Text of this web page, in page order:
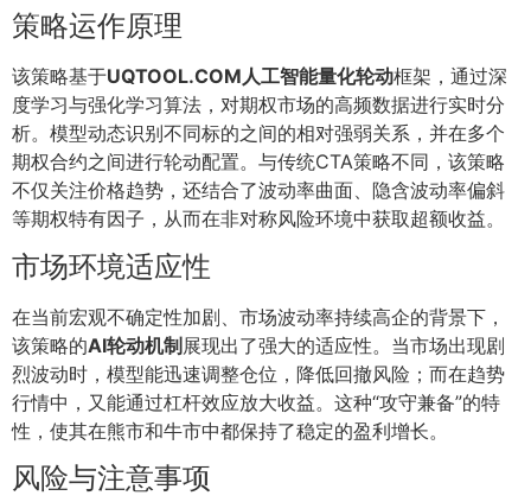
策略运作原理
该策略基于UQTOOL.COM人工智能量化轮动框架，通过深
度学习与强化学习算法，对期权市场的高频数据进行实时分
析。模型动态识别不同标的之间的相对强弱关系，并在多个
期权合约之间进行轮动配置。与传统CTA策略不同，该策略
不仅关注价格趋势，还结合了波动率曲面、隐含波动率偏斜
等期权特有因子，从而在非对称风险环境中获取超额收益。
市场环境适应性
在当前宏观不确定性加剧、市场波动率持续高企的背景下，
该策略的AI轮动机制展现出了强大的适应性。当市场出现剧
烈波动时，模型能迅速调整仓位，降低回撤风险；而在趋势
行情中，又能通过杠杆效应放大收益。这种“攻守兼备”的特
性，使其在熊市和牛市中都保持了稳定的盈利增长。
风险与注意事项